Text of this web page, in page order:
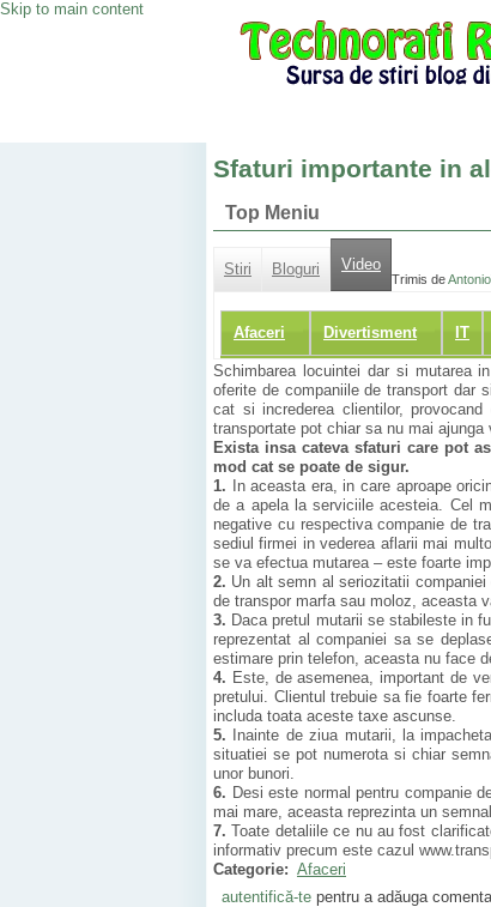
Skip to main content
Sfaturi importante in
Top Meniu
Stiri Bloguri Video
Afaceri Divertisment IT
Trimis de
Schimbarea locuintei dar si mutarea
oferite de companiile de transport dar
cat si increderea clientilor,
transportate pot chiar sa nu mai ajunga
Exista insa cateva sfaturi care pot
mod cat se poate de sigur.
1. In aceasta era, in care aproape
de a apela la serviciile acesteia. Cel
negative cu respectiva companie de
sediul firmei in vederea aflarii mai
se va efectua mutarea – este foarte
2. Un alt semn al seriozitatii
de transpor marfa sau moloz, aceasta
3. Daca pretul mutarii se stabileste in
reprezentat al companiei sa se
estimare prin telefon, aceasta nu face
4. Este, de asemenea, important de
pretului. Clientul trebuie sa fie foarte
includa toata aceste taxe ascunse.
5. Inainte de ziua mutarii, la
situatiei se pot numerota si chiar
unor bunori.
6. Desi este normal pentru companie
mai mare, aceasta reprezinta un
7. Toate detaliile ce nu au fost
informativ precum este cazul
Categorie: Afaceri
autentifică-tepentru a adăuga